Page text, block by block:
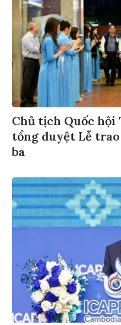
Chủ tịch Quốc hội
tổng duyệt Lễ
ba